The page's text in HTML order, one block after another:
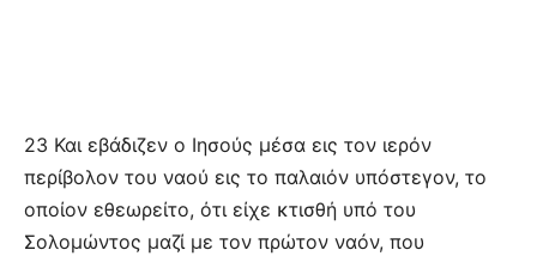
23 Και εβάδιζεν ο Ιησούς μέσα εις τον ιερόν
περίβολον του ναού εις το παλαιόν υπόστεγον, το
οποίον εθεωρείτο, ότι είχε κτισθή υπό του
Σολομώντος μαζί με τον πρώτον ναόν, που